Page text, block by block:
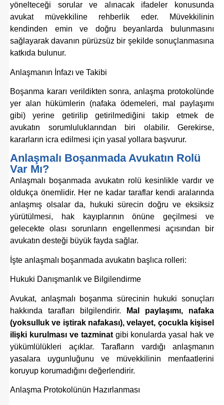
yönelteceği sorular ve alınacak ifadeler konusunda
avukat müvekkiline rehberlik eder. Müvekkilinin
kendinden emin ve doğru beyanlarda bulunmasını
sağlayarak davanın pürüzsüz bir şekilde sonuçlanmasına
katkıda bulunur.
Anlaşmanın İnfazı ve Takibi
Boşanma kararı verildikten sonra, anlaşma protokolünde
yer alan hükümlerin (nafaka ödemeleri, mal paylaşımı
gibi) yerine getirilip getirilmediğini takip etmek de
avukatın sorumluluklarından biri olabilir. Gerekirse,
kararların icra edilmesi için yasal yollara başvurur.
Anlaşmalı Boşanmada Avukatın Rolü
Var Mı?
Anlaşmalı boşanmada avukatın rolü kesinlikle vardır ve
oldukça önemlidir. Her ne kadar taraflar kendi aralarında
anlaşmış olsalar da, hukuki sürecin doğru ve eksiksiz
yürütülmesi, hak kayıplarının önüne geçilmesi ve
gelecekte olası sorunların engellenmesi açısından bir
avukatın desteği büyük fayda sağlar.
İşte anlaşmalı boşanmada avukatın başlıca rolleri:
Hukuki Danışmanlık ve Bilgilendirme
Avukat, anlaşmalı boşanma sürecinin hukuki sonuçları
hakkında tarafları bilgilendirir.
Mal paylaşımı, nafaka
(yoksulluk ve iştirak nafakası), velayet, çocukla kişisel
ilişki kurulması ve tazminatgibi konularda yasal hak ve
yükümlülükleri açıklar. Tarafların vardığı anlaşmanın
yasalara uygunluğunu ve müvekkilinin menfaatlerini
koruyup korumadığını değerlendirir.
Anlaşma Protokolünün Hazırlanması